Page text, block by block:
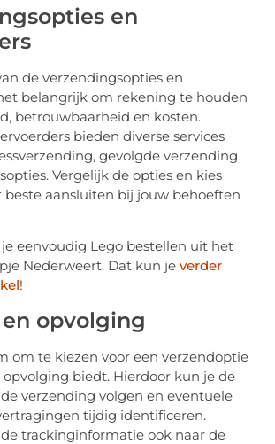
en
de verzendingsopties en
belangrijk om rekening te houden
betrouwbaarheid en kosten.
bieden diverse services
gevolgde verzending
Vergelijk de opties en kies
beste aansluiten bij jouw behoeften
eenvoudig Lego bestellen uit het
Nederweert. Dat kun je verder
!
opvolging
om te kiezen voor een verzendoptie
biedt. Hierdoor kun je de
verzending volgen en eventuele
tijdig identificeren.
trackinginformatie ook naar de